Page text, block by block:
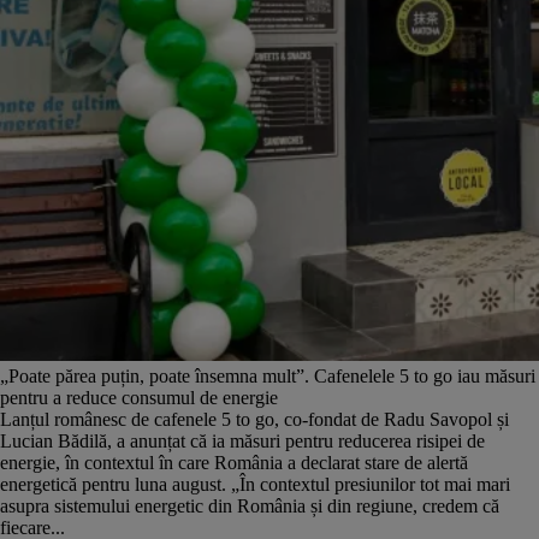
„Poate părea puțin, poate însemna mult”. Cafenelele 5 to go iau măsuri
pentru a reduce consumul de energie
Lanțul românesc de cafenele 5 to go, co-fondat de Radu Savopol și
Lucian Bădilă, a anunțat că ia măsuri pentru reducerea risipei de
energie, în contextul în care România a declarat stare de alertă
energetică pentru luna august. „În contextul presiunilor tot mai mari
asupra sistemului energetic din România și din regiune, credem că
fiecare...